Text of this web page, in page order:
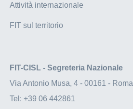
Attività internazionale
FIT sul territorio
FIT-CISL - Segreteria Nazionale
Via Antonio Musa, 4 - 00161 - Roma
Tel: +39 06 442861